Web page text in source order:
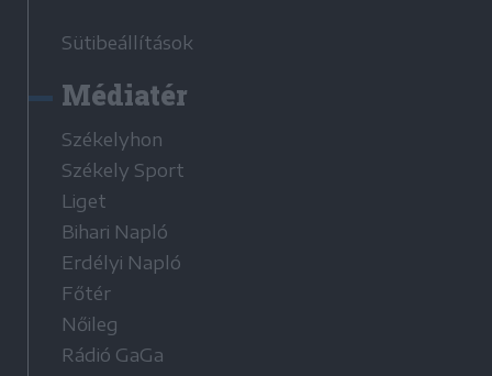
Sütibeállítások
Médiatér
Székelyhon
Székely Sport
Liget
Bihari Napló
Erdélyi Napló
Főtér
Nőileg
Rádió GaGa